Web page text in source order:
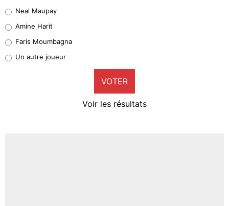
5%
1%
9%
Neal Maupay
Amine Harit
Faris Moumbagna
Un autre joueur
VOTER
Voir les résultats